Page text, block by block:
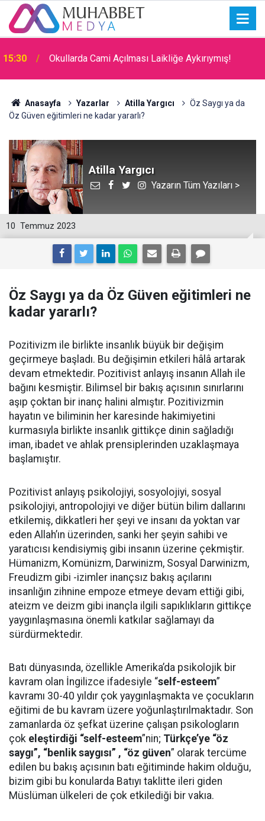
15:30 Okullarda Cami Açılması Laikliğe Aykırıymış!
Anasayfa Yazarlar Atilla Yargıcı
Öz Saygı ya da
Öz Güven eğitimleri ne kadar yararlı?
Atilla Yargıcı
Yazarın Tüm Yazıları >
10 Temmuz 2023
Öz Saygı ya da Öz Güven eğitimleri ne
kadar yararlı?
Pozitivizm ile birlikte insanlık büyük bir değişim
geçirmeye başladı. Bu değişimin etkileri hâlâ artarak
devam etmektedir. Pozitivist anlayış insanın Allah ile
bağını kesmiştir. Bilimsel bir bakış açısının sınırlarını
aşıp çoktan bir inanç halini almıştır. Pozitivizmin
hayatın ve biliminin her karesinde hakimiyetini
kurmasıyla birlikte insanlık gittikçe dinin sağladığı
iman, ibadet ve ahlak prensiplerinden uzaklaşmaya
başlamıştır.
Pozitivist anlayış psikolojiyi, sosyolojiyi, sosyal
psikolojiyi, antropolojiyi ve diğer bütün bilim dallarını
etkilemiş, dikkatleri her şeyi ve insanı da yoktan var
eden Allah’ın üzerinden, sanki her şeyin sahibi ve
yaratıcısı kendisiymiş gibi insanın üzerine çekmiştir.
Hümanizm, Komünizm, Darwinizm, Sosyal Darwinizm,
Freudizm gibi -izimler inançsız bakış açılarını
insanlığın zihnine empoze etmeye devam ettiği gibi,
ateizm ve deizm gibi inançla ilgili sapıklıkların gittikçe
yaygınlaşmasına önemli katkılar sağlamayı da
sürdürmektedir.
Batı dünyasında, özellikle Amerika’da psikolojik bir
kavram olan İngilizce ifadesiyle “self-esteem”
kavramı 30-40 yıldır çok yaygınlaşmakta ve çocukların
eğitimi de bu kavram üzere yoğunlaştırılmaktadır. Son
zamanlarda öz şefkat üzerine çalışan psikologların
çok eleştirdiği “self-esteem”nin; Türkçe’ye “öz
saygı”, “benlik saygısı” , “öz güven” olarak tercüme
edilen bu bakış açısının batı eğitiminde hakim olduğu,
bizim gibi bu konularda Batıyı taklitte ileri giden
Müslüman ülkeleri de çok etkilediği bir vakıa.